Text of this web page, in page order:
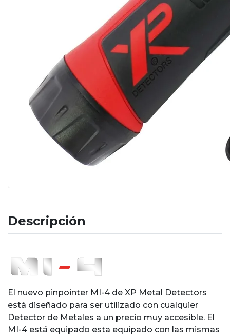
Descripción
El nuevo pinpointer MI-4 de XP Metal Detectors
está diseñado para ser utilizado con cualquier
Detector de Metales a un precio muy accesible. El
MI-4 está equipado esta equipado con las mismas